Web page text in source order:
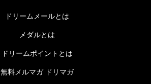
ドリームメールとは
メダルとは
ドリームポイントとは
無料メルマガ ドリマガ